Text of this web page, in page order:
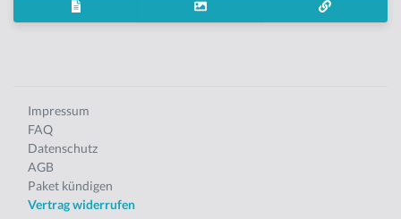
Impressum
FAQ
Datenschutz
AGB
Paket kündigen
Vertrag widerrufen